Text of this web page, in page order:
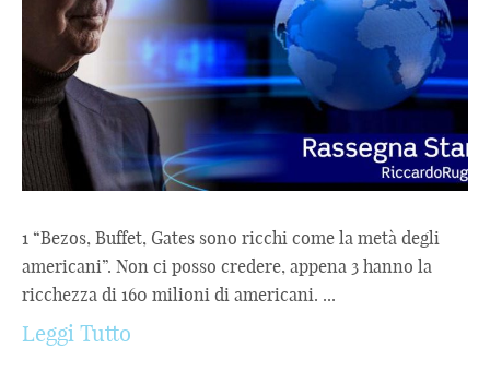
1 “Bezos, Buffet, Gates sono ricchi come la metà degli
americani”. Non ci posso credere, appena 3 hanno la
ricchezza di 160 milioni di americani. ...
Leggi Tutto